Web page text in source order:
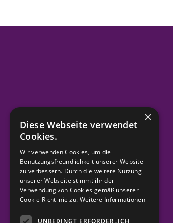
×
Diese Webseite verwendet
Cookies.
Wir verwenden Cookies, um die
Benutzungsfreundlichkeit unserer Website
zu verbessern. Durch die weitere Nutzung
unserer Webseite stimmt ihr der
Verwendung von Cookies gemäß unserer
Cookie-Richtlinie zu. Weitere Informationen
UNBEDINGT ERFORDERLICH